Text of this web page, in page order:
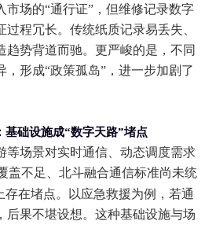
市场的“通行证”，但维修记录数字
程冗长。传统纸质记录易丢失、
趋势背道而驰。更严峻的是，不同
，形成“政策孤岛”，进一步加剧了
基础设施成“数字天路”堵点
等场景对实时通信、动态调度需求
盖不足、北斗融合通信标准尚未统
存在堵点。以应急救援为例，若通
后果不堪设想。这种基础设施与场